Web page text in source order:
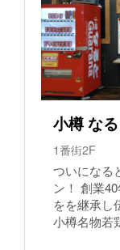
小樽 な
1番街2F
ついになる
ン！ 創業
をを継承し
小樽名物若